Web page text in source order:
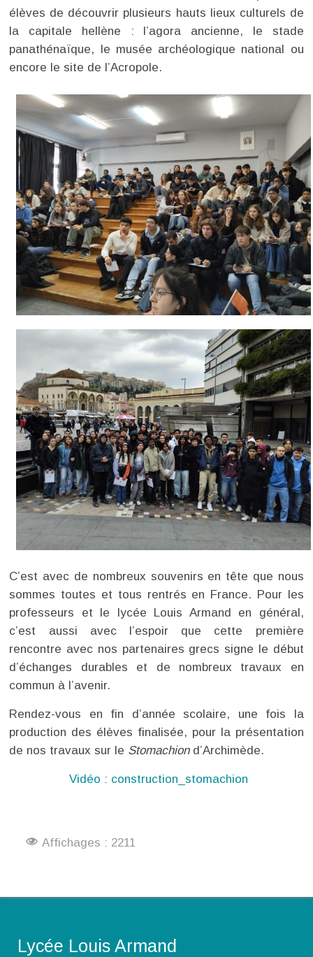
élèves de découvrir plusieurs hauts lieux culturels de
la capitale hellène : l’agora ancienne, le stade
panathénaïque, le musée archéologique national ou
encore le site de l’Acropole.
C’est avec de nombreux souvenirs en tête que nous
sommes toutes et tous rentrés en France. Pour les
professeurs et le lycée Louis Armand en général,
c’est aussi avec l’espoir que cette première
rencontre avec nos partenaires grecs signe le début
d’échanges durables et de nombreux travaux en
commun à l’avenir.
Rendez-vous en fin d’année scolaire, une fois la
production des élèves finalisée, pour la présentation
de nos travaux sur le Stomachiond’Archimède.
Vidéo : construction_stomachion
Affichages : 2211
Lycée Louis Armand